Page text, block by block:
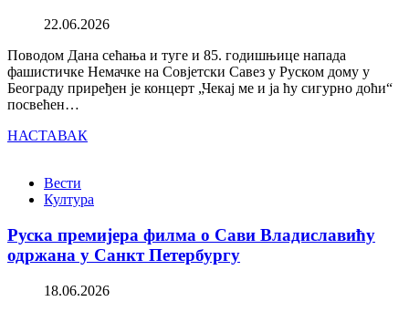
22.06.2026
Поводом Дана сећања и туге и 85. годишњице напада
фашистичке Немачке на Совјетски Савез у Руском дому у
Београду приређен је концерт „Чекај ме и ја ћу сигурно доћи“
посвећен…
НАСТАВАК
Вести
Култура
Руска премијера филма о Сави Владиславићу
одржана у Санкт Петербургу
18.06.2026